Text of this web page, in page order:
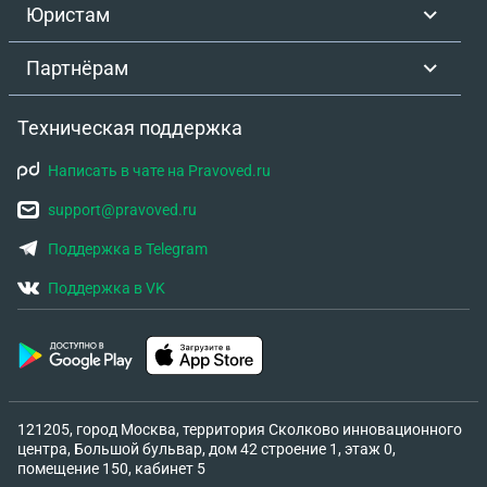
Юристам
Партнёрам
Техническая поддержка
Написать в чате на Pravoved.ru
support@pravoved.ru
Поддержка в Telegram
Поддержка в VK
121205, город Москва, территория Сколково инновационного
центра, Большой бульвар, дом 42 строение 1, этаж 0,
помещение 150, кабинет 5